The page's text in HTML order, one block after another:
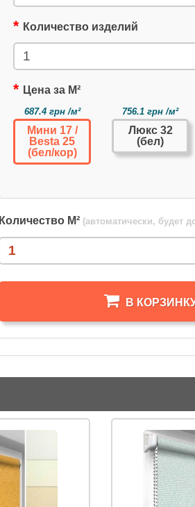
Количество изделий
Цена за М²
687.4 грн /м²
Мини 17 /
Besta 25
(бел/кор)
756.1 грн /м²
Люкс 32
(бел)
Количество М² (автоматически, будет
В